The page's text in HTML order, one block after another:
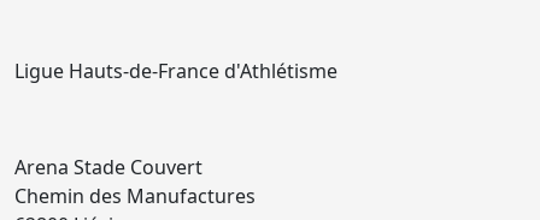
Ligue Hauts-de-France d'Athlétisme
Arena Stade Couvert
Chemin des Manufactures